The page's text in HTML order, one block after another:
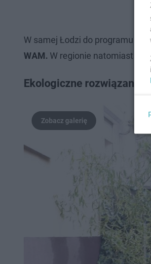
W samej Łodzi do programu
WAM. W regionie natomiast są
Ekologiczne rozwiązania